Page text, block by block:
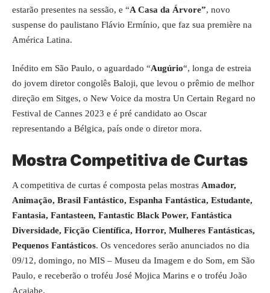
estarão presentes na sessão, e “A Casa da Árvore”, novo
suspense do paulistano Flávio Ermínio, que faz sua première na
América Latina.
Inédito em São Paulo, o aguardado “Augúrio“, longa de estreia
do jovem diretor congolês Baloji, que levou o prêmio de melhor
direção em Sitges, o New Voice da mostra Un Certain Regard no
Festival de Cannes 2023 e é pré candidato ao Oscar
representando a Bélgica, país onde o diretor mora.
Mostra Competitiva de Curtas
A competitiva de curtas é composta pelas mostras Amador,
Animação, Brasil Fantástico, Espanha Fantástica, Estudante,
Fantasia, Fantasteen, Fantastic Black Power, Fantástica
Diversidade, Ficção Científica, Horror, Mulheres Fantásticas,
Pequenos Fantásticos. Os vencedores serão anunciados no dia
09/12, domingo, no MIS – Museu da Imagem e do Som, em São
Paulo, e receberão o troféu José Mojica Marins e o troféu João
Acaiabe.